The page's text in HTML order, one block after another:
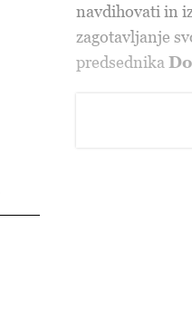
navdihovati in
zagotavljanje
predsednika